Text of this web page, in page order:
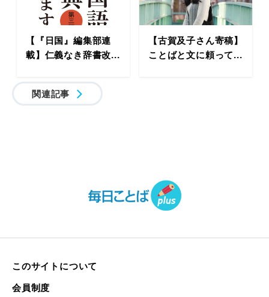
【『日国』編集部連
載】仁義なき辞書改...
【古賀及子さん寄稿】
ことばと文に頼って...
関連記事
このサイトについて
会員制度